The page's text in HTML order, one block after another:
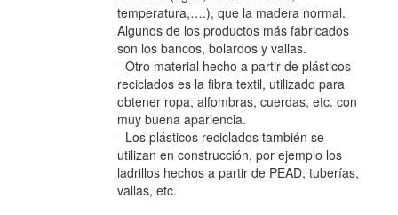
temperatura,….), que la madera normal.
Algunos de los productos más fabricados
son los bancos, bolardos y vallas.
- Otro material hecho a partir de plásticos
reciclados es la fibra textil, utilizado para
obtener ropa, alfombras, cuerdas, etc. con
muy buena apariencia.
- Los plásticos reciclados también se
utilizan en construcción, por ejemplo los
ladrillos hechos a partir de PEAD, tuberías,
vallas, etc.